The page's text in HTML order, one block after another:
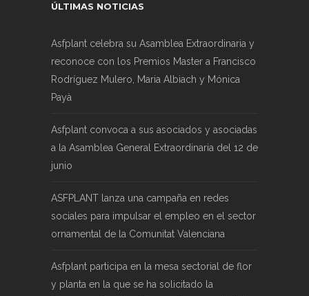
ÚLTIMAS NOTICIAS
Asfplant celebra su Asamblea Extraordinaria y
reconoce con los Premios Master a Francisco
Rodríguez Mulero, Maria Albiach y Mónica
Payà
Asfplant convoca a sus asociados y asociadas
a la Asamblea General Extraordinaria del 12 de
junio
ASFPLANT lanza una campaña en redes
sociales para impulsar el empleo en el sector
ornamental de la Comunitat Valenciana
Asfplant participa en la mesa sectorial de flor
y planta en la que se ha solicitado la